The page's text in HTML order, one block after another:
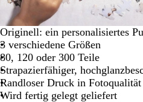
Originell: ein personalisiertes
3 verschiedene Größen
80, 120 oder 300 Teile
Strapazierfähiger,
Randloser Druck in Fotoqualität
Wird fertig gelegt geliefert